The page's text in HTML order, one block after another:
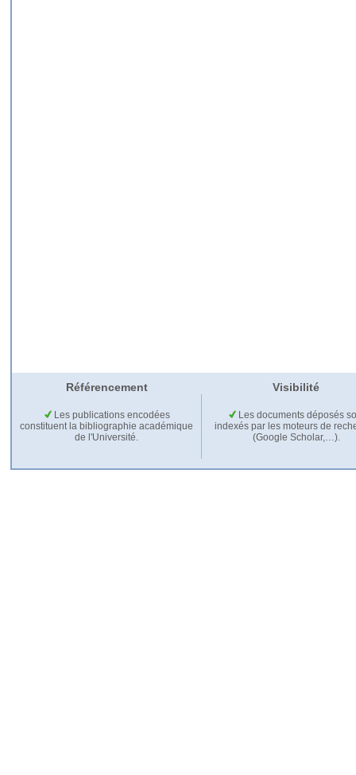
Référencement Visibilité
Les publications encodées
constituent la bibliographie académique
de l'Université.
Les documents déposés
indexés par les moteurs de
(Google Scholar,…).